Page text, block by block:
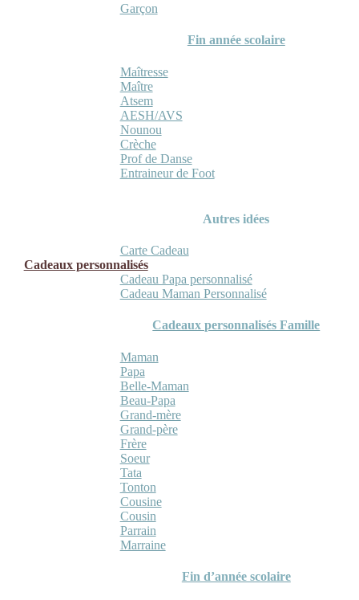
Garçon
Fin année scolaire
Maîtresse
Maître
Atsem
AESH/AVS
Nounou
Crèche
Prof de Danse
Entraineur de Foot
Autres idées
Carte Cadeau
Cadeaux personnalisés
Cadeau Papa personnalisé
Cadeau Maman Personnalisé
Cadeaux personnalisés Famille
Maman
Papa
Belle-Maman
Beau-Papa
Grand-mère
Grand-père
Frère
Soeur
Tata
Tonton
Cousine
Cousin
Parrain
Marraine
Fin d’année scolaire